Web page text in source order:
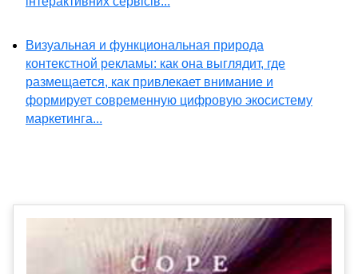
Визуальная и функциональная природа
контекстной рекламы: как она выглядит, где
размещается, как привлекает внимание и
формирует современную цифровую экосистему
маркетинга...